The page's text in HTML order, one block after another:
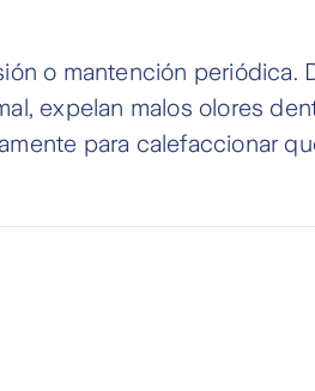
o mantención periódica.
expelan malos olores
para calefaccionar